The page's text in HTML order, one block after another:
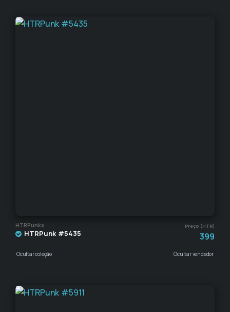
HTRPunks Preço (HTR)
HTRPunk #5435 399
Ocultar coleção Ocultar vendedor